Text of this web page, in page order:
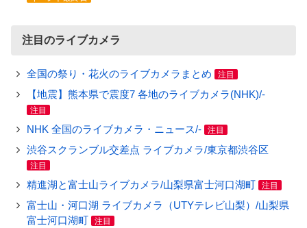
注目のライブカメラ
全国の祭り・花火のライブカメラまとめ 注目
【地震】熊本県で震度7 各地のライブカメラ(NHK)/-
注目
NHK 全国のライブカメラ・ニュース/- 注目
渋谷スクランブル交差点 ライブカメラ/東京都渋谷区
注目
精進湖と富士山ライブカメラ/山梨県富士河口湖町 注目
富士山・河口湖 ライブカメラ（UTYテレビ山梨）/山梨県
富士河口湖町
注目